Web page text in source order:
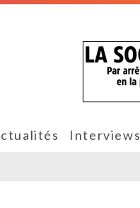
Interviews